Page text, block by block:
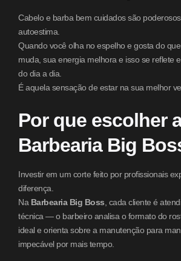
Cabelo e barba bem cuidados são
autoestima.
Quando você olha no espelho e gosta do
muda, sua energia melhora e isso se reflete
do dia a dia.
É aquela sensação de estar na sua melhor
Por que escolher
Barbearia Big
Investir em um corte feito por profissionais
diferença.
Na Barbearia Big Boss , cada cliente é
técnica — o barbeiro analisa o formato do
ideal e orienta sobre a manutenção para
impecável por mais tempo.